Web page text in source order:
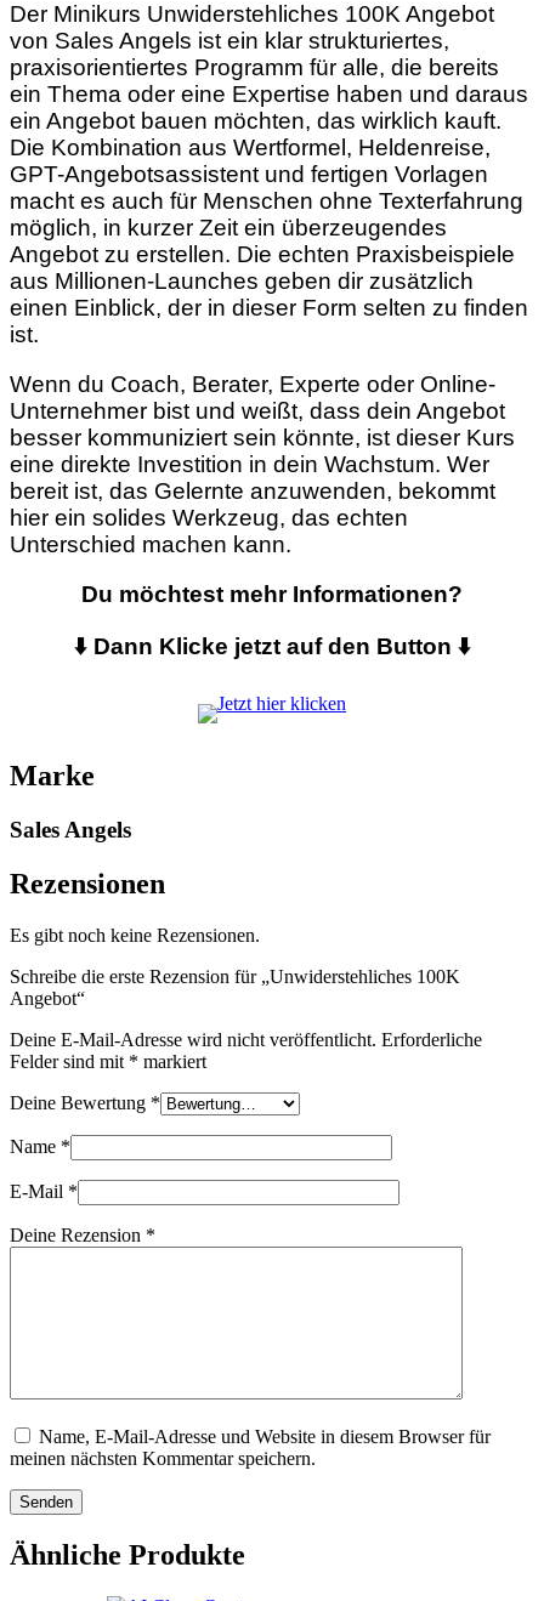
Der Minikurs Unwiderstehliches 100K Angebot
von Sales Angels ist ein klar strukturiertes,
praxisorientiertes Programm für alle, die bereits
ein Thema oder eine Expertise haben und daraus
ein Angebot bauen möchten, das wirklich kauft.
Die Kombination aus Wertformel, Heldenreise,
GPT-Angebotsassistent und fertigen Vorlagen
macht es auch für Menschen ohne Texterfahrung
möglich, in kurzer Zeit ein überzeugendes
Angebot zu erstellen. Die echten Praxisbeispiele
aus Millionen-Launches geben dir zusätzlich
einen Einblick, der in dieser Form selten zu finden
ist.
Wenn du Coach, Berater, Experte oder Online-
Unternehmer bist und weißt, dass dein Angebot
besser kommuniziert sein könnte, ist dieser Kurs
eine direkte Investition in dein Wachstum. Wer
bereit ist, das Gelernte anzuwenden, bekommt
hier ein solides Werkzeug, das echten
Unterschied machen kann.
Du möchtest mehr Informationen?
⬇️ Dann Klicke jetzt auf den Button ⬇️
Marke
Sales Angels
Rezensionen
Es gibt noch keine Rezensionen.
Schreibe die erste Rezension für „Unwiderstehliches 100K
Angebot“
Deine E-Mail-Adresse wird nicht veröffentlicht. Erforderliche
Felder sind mit * markiert
Deine Bewertung *
Name *
E-Mail *
Deine Rezension *
Name, E-Mail-Adresse und Website in diesem Browser für
meinen nächsten Kommentar speichern.
Senden
Ähnliche Produkte